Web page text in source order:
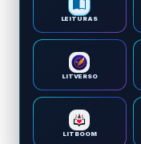
LEITURAS
LITVERSO
LITBOOM